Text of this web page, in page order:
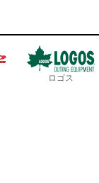
ロゴス